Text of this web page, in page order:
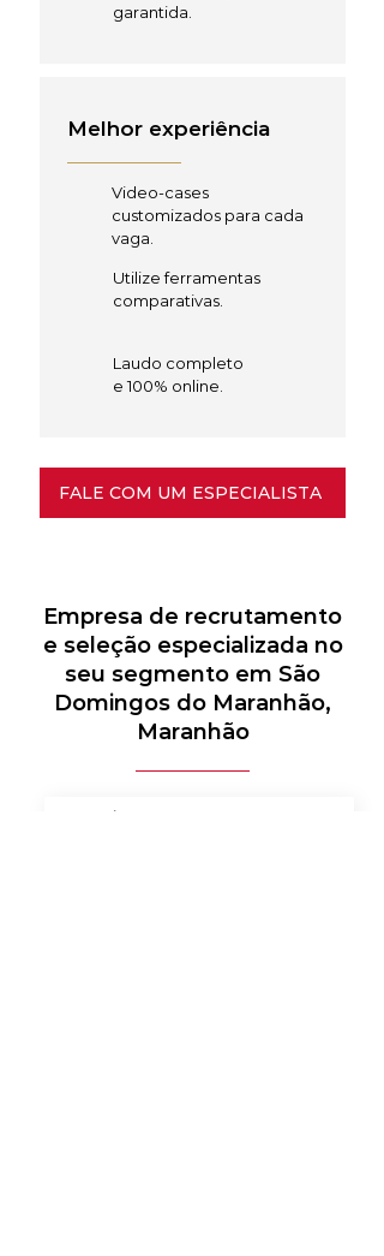
garantida.
Melhor experiência
Video-cases
customizados para cada
vaga.
Utilize ferramentas
comparativas.
Laudo completo
e 100% online.
FALE COM UM ESPECIALISTA
Empresa de recrutamento
e seleção especializada no
seu segmento em São
Domingos do Maranhão,
Maranhão